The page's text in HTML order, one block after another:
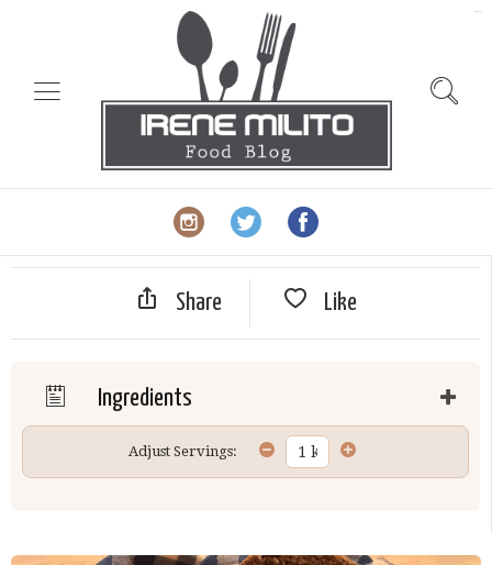
Share Like
Ingredients
Adjust Servings: